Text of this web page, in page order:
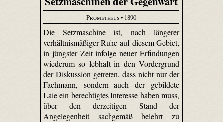
Prometheus• 1890
Die Setzmaschine ist, nach längerer
verhältnismäßiger Ruhe auf diesem Gebiet,
in jüngster Zeit infolge neuer Erfindungen
wiederum so lebhaft in den Vordergrund
der Diskussion getreten, dass nicht nur der
Fachmann, sondern auch der gebildete
Laie ein berechtigtes Interesse haben muss,
über den derzeitigen Stand der
Angelegenheit sachgemäß belehrt zu